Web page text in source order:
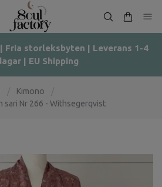
Fria storleksbyten | Leverans 1-4
| EU Shipping
Kimono
sari Nr 266 - Withsegerqvist